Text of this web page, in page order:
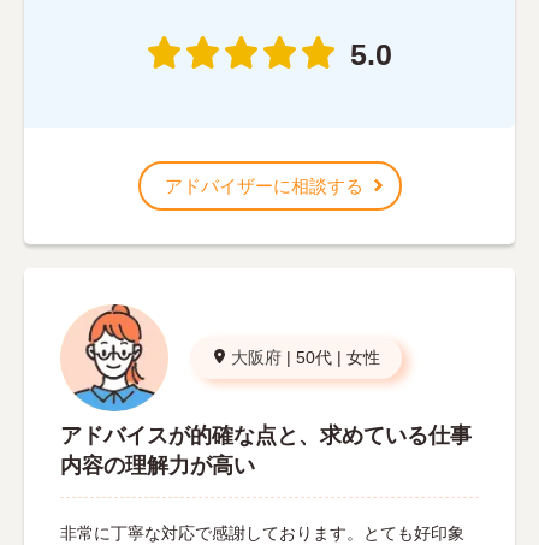
5.0
アドバイザーに相談する
大阪府 | 50代 | 女性
アドバイスが的確な点と、求めている仕事
内容の理解力が高い
非常に丁寧な対応で感謝しております。とても好印象